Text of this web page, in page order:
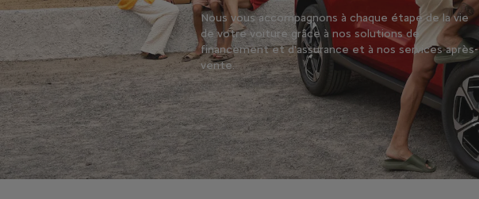
Nous vous accompagnons à chaque étape de la vie
de votre voiture grâce à nos solutions de
financement et d'assurance et à nos services après-
vente.